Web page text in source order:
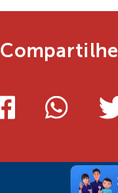
Compartilhe